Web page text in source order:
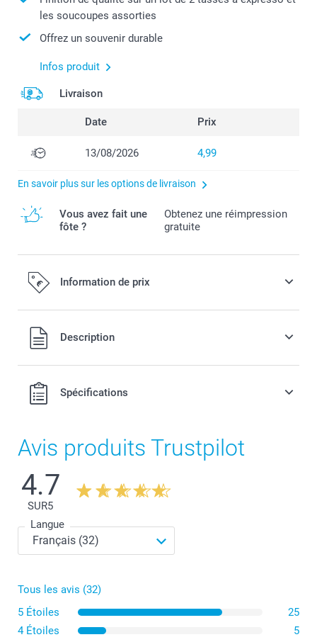
les soucoupes assorties
Offrez un souvenir durable
Infos produit
Livraison
Date Prix
13/08/2026 4,99
En savoir plus sur les options de livraison
Vous avez fait une
fôte ?
Obtenez une réimpression
gratuite
Information de prix
Tous les prix sont en EURO (€), TVA incluse et hors frais de
port.
Description
Spécifications
Avis produits Trustpilot
4.7
SUR5
Langue
Tous les avis (32)
5 Étoiles
25
4 Étoiles
5